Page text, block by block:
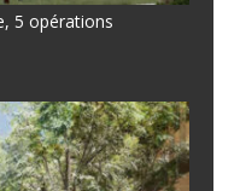
5 opérations